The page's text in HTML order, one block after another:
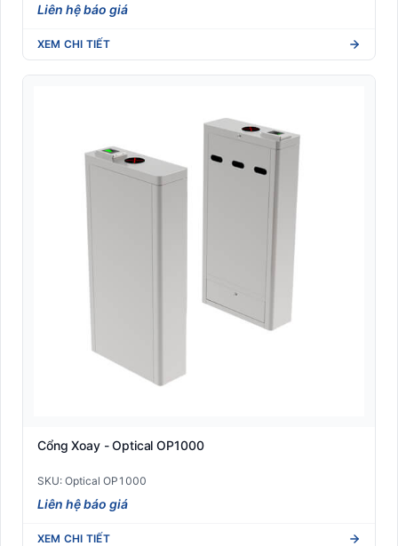
Liên hệ báo giá
XEM CHI TIẾT
Cổng Xoay - Optical OP1000
SKU: Optical OP1000
Liên hệ báo giá
XEM CHI TIẾT